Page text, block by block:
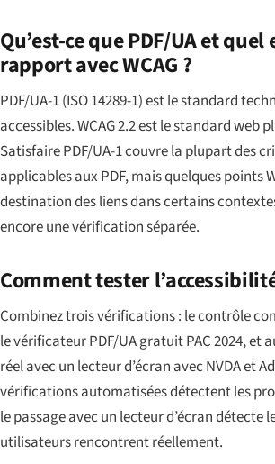
Qu’est-ce que PDF/UA et quel
rapport avec WCAG ?
PDF/UA-1 (ISO 14289-1) est le standard
accessibles. WCAG 2.2 est le standard web
Satisfaire PDF/UA-1 couvre la plupart des
applicables aux PDF, mais quelques points
destination des liens dans certains
encore une vérification séparée.
Comment tester
Combinez trois vérifications : le contrôle
le vérificateur PDF/UA gratuit PAC 2024, et
réel avec un lecteur d’écran avec NVDA et
vérifications automatisées détectent les
le passage avec un lecteur d’écran détecte
utilisateurs rencontrent réellement.